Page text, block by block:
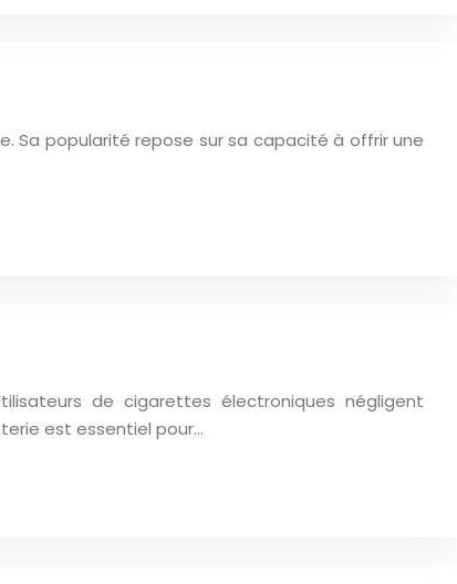
Sa popularité repose sur sa capacité à offrir une
de cigarettes électroniques négligent
est essentiel pour…